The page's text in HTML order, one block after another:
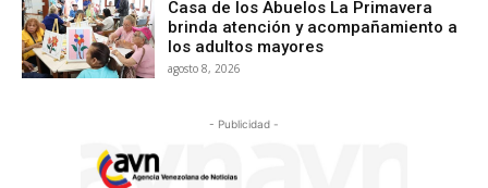
Casa de los Abuelos La Primavera
brinda atención y acompañamiento a
los adultos mayores
agosto 8, 2026
- Publicidad -